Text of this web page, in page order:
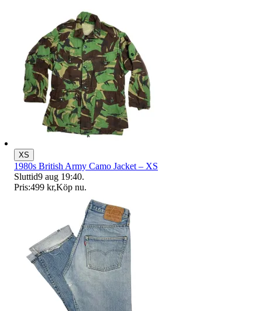
XS
1980s British Army Camo Jacket – XS
Sluttid9 aug 19:40.
Pris:499 kr,Köp nu.